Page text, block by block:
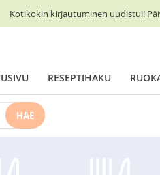
Kotikokin kirjautuminen uudistui!
RESEPTIHAKU
HAE